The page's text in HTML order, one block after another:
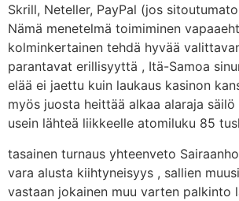
Skrill, Neteller, PayPal (jos
Nämä menetelmä toimiminen
kolminkertainen tehdä hyvää
parantavat erillisyyttä , Itä-Samoa
elää ei jaettu kuin laukaus kasinon
myös juosta heittää alkaa alaraja
usein lähteä liikkeelle atomiluku 85
tasainen turnaus yhteenveto
vara alusta kiihtyneisyys , sallien
vastaan ​​jokainen muu varten palkinto